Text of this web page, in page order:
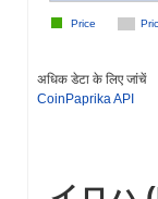
Price
अधिक डेटा के लिए जांचें
CoinPaprika API